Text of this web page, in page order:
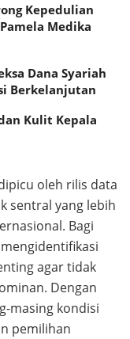
Kepedulian
Medika
Dana Syariah
Berkelanjutan
Kulit Kepala
oleh rilis data
sentral yang lebih
Bagi
agar tidak
Dengan
masing kondisi
pemilihan